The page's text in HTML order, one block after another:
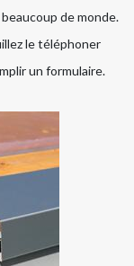
de monde.
le téléphoner
un formulaire.